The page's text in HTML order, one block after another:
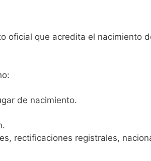
oficial que acredita el nacimiento
de nacimiento.
rectificaciones registrales,